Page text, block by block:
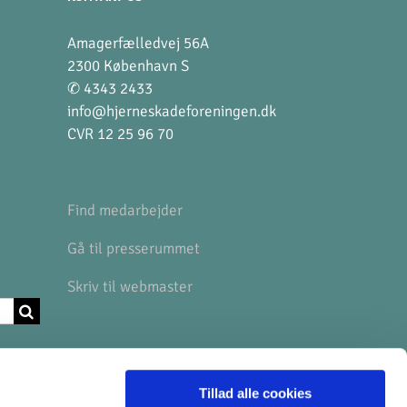
Tillad alle cookies
Amagerfælledvej 56A
2300 København S
✆ 4343 2433
info@hjerneskadeforeningen.dk
CVR 12 25 96 70
Find medarbejder
Gå til presserummet
Skriv til webmaster
BANKOPLYSNINGER